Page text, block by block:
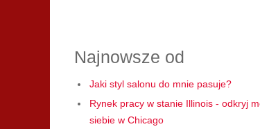
Najnowsze od
Jaki styl salonu do mnie pasuje?
Rynek pracy w stanie Illinois - odkryj
siebie w Chicago